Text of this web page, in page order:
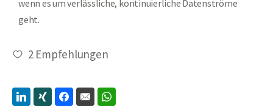
wenn es um verlässliche, kontinuierliche Datenströme
geht.
2Empfehlungen